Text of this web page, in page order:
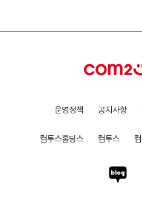
운영정책 공지사항
컴투스홀딩스 컴투스